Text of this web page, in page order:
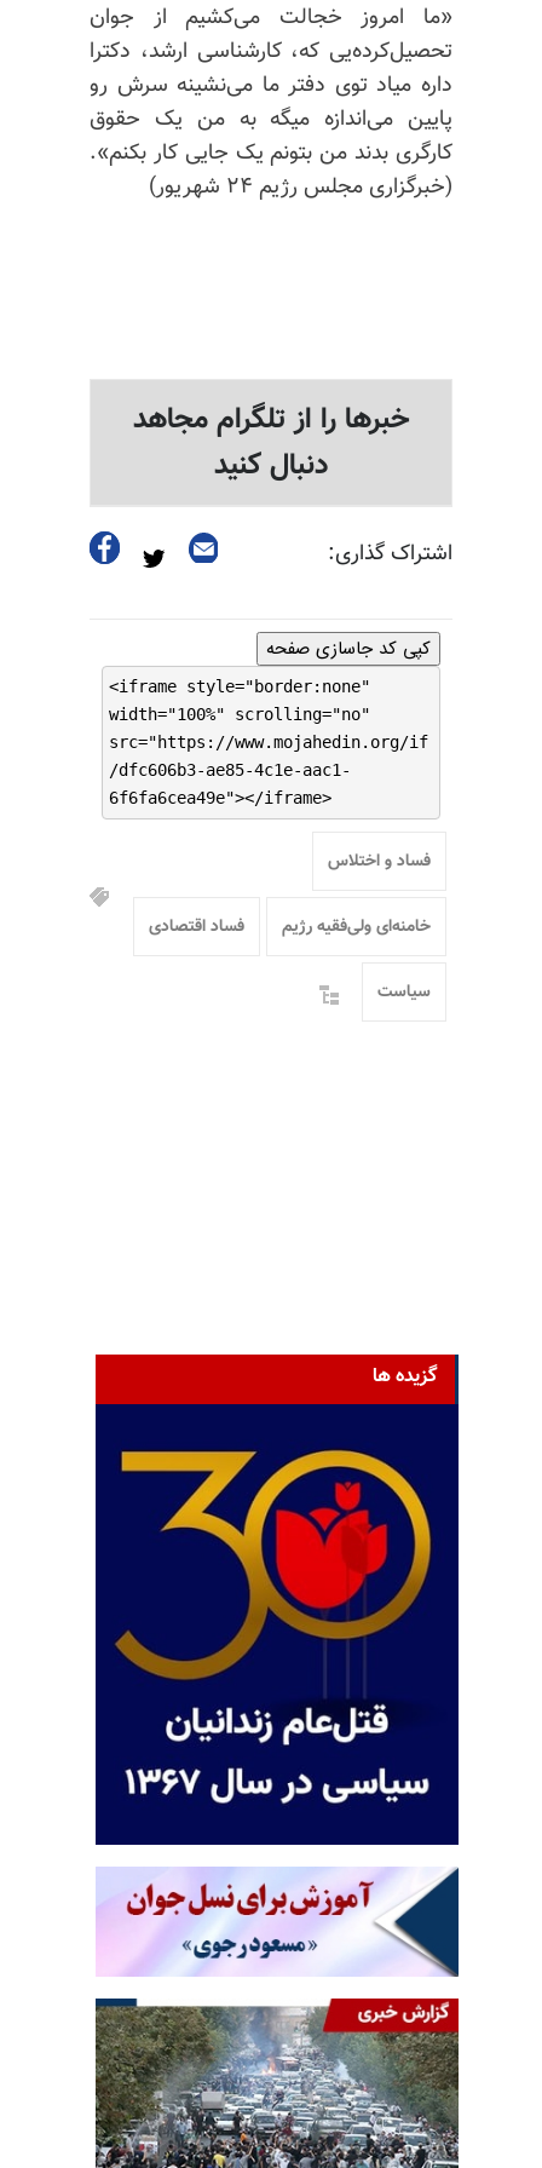
«ما امروز خجالت می‌کشیم از جوان
تحصیل‌کرده‌یی که، کارشناسی ارشد، دکترا
داره میاد توی دفتر ما می‌نشینه سرش رو
پایین می‌اندازه میگه به من یک حقوق
کارگری بدند من بتونم یک جایی کار بکنم».
(خبرگزاری مجلس رژیم ۲۴ شهریور)
خبرها را از تلگرام مجاهد
دنبال کنید
اشتراک گذاری:
کپی کد جاسازی صفحه
<iframe style="border:none"
width="100%" scrolling="no"
src="https://www.mojahedin.org/if
/dfc606b3-ae85-4c1e-aac1-
6f6fa6cea49e"></iframe>
فساد و اختلاس
خامنه‌ای ولی‌فقیه رژیم فساد اقتصادی
سیاست
گزیده ها